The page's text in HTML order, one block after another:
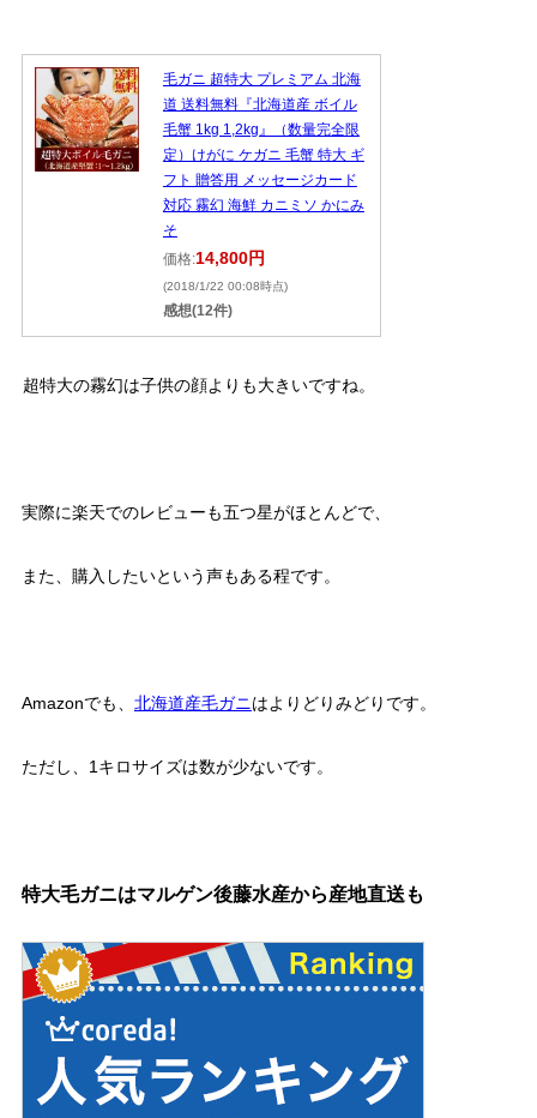
毛ガニ 超特大 プレミアム 北海
道 送料無料『北海道産 ボイル
毛蟹 1kg 1,2kg』（数量完全限
定）けがに ケガニ 毛蟹 特大 ギ
フト 贈答用 メッセージカード
対応 霧幻 海鮮 カニミソ かにみ
そ
価格:14,800円
(2018/1/22 00:08時点)
感想(12件)
超特大の霧幻は子供の顔よりも大きいですね。
実際に楽天でのレビューも五つ星がほとんどで、
また、購入したいという声もある程です。
Amazonでも、 北海道産毛ガニはよりどりみどりです。
ただし、1キロサイズは数が少ないです。
特大毛ガニはマルゲン後藤水産から産地直送も